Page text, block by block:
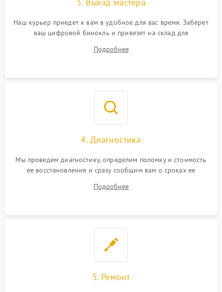
Наш курьер приедет к вам в удобное для вас время. Заберет
ваш цифровой бинокль и привезет на склад для
Подробнее
4. Диагностика
Мы проведем диагностику, определим поломку и стоимость
ее восстановления и сразу сообщим вам о сроках ее
Подробнее
5. Ремонт